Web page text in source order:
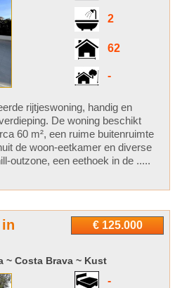
2
62
-
rijtjeswoning, handig en
De woning beschikt
60 m², een ruime buitenruimte
de woon-eetkamer en diverse
outzone, een eethoek in de .....
€ 125.000
~ Costa Brava ~ Kust
-